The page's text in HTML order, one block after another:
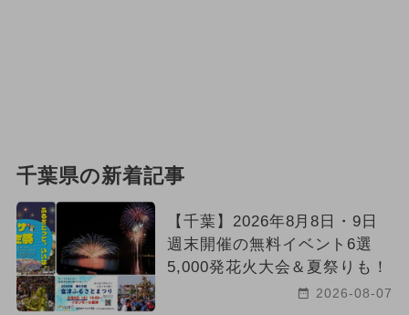
千葉県の新着記事
【千葉】2026年8月8日・9日
週末開催の無料イベント6選
5,000発花火大会＆夏祭りも！
2026-08-07